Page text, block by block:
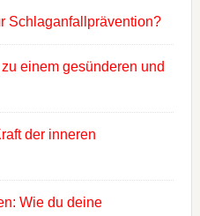
Schlaganfallprävention?
einem gesünderen und
der inneren
Wie du deine